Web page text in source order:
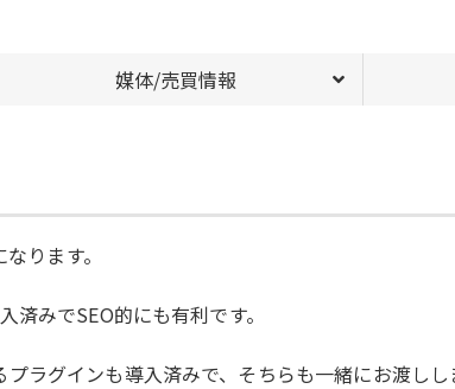
媒体/売買情報
ります。
みでSEO的にも有利です。
ラグインも導入済みで、そちらも一緒にお渡し